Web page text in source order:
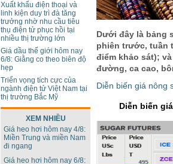
Dưới đây là bảng
phiên trước, tuần
điểm khảo sát);
đường, ca cao,
Diễn biến giá nông
Diễn biến
Xuất khẩu điện thoại và
linh kiện duy trì đà tăng
trưởng nhờ nhu cầu tiêu
thụ điện tử phục hồi tại
nhiều thị trường lớn
Giá dầu thế giới hôm nay
6/8: Giằng co theo biên độ
hẹp
Triển vọng tích cực của
ngành điện tử Việt Nam tại
thị trường Bắc Mỹ
XEM NHIỀU
Giá heo hơi hôm nay 4/8:
Miền Trung và miền Nam
đi ngang
Giá heo hơi hôm nay 6/8: